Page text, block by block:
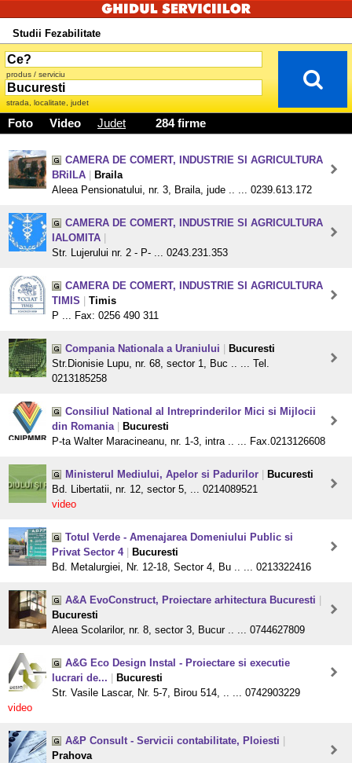
Studii Fezabilitate
produs / serviciu
strada, localitate, judet
Foto Video Judet 284 firme
CAMERA DE COMERT, INDUSTRIE SI AGRICULTURA
BRiILA
Braila
Aleea Pensionatului, nr. 3, Braila, jude .. ... 0239.613.172
CAMERA DE COMERT, INDUSTRIE SI AGRICULTURA
IALOMITA
Str. Lujerului nr. 2 - P- ... 0243.231.353
CAMERA DE COMERT, INDUSTRIE SI AGRICULTURA
TIMIS
Timis
P ... Fax: 0256 490 311
Compania Nationala a Uraniului
Bucuresti
Str.Dionisie Lupu, nr. 68, sector 1, Buc .. ... Tel.
0213185258
Consiliul National al Intreprinderilor Mici si Mijlocii
din Romania
Bucuresti
P-ta Walter Maracineanu, nr. 1-3, intra .. ... Fax.0213126608
Ministerul Mediului, Apelor si Padurilor
Bucuresti
Bd. Libertatii, nr. 12, sector 5, ... 0214089521
video
Totul Verde - Amenajarea Domeniului Public si
Privat Sector 4
Bucuresti
Bd. Metalurgiei, Nr. 12-18, Sector 4, Bu .. ... 0213322416
A&A EvoConstruct, Proiectare arhitectura Bucuresti
Bucuresti
Aleea Scolarilor, nr. 8, sector 3, Bucur .. ... 0744627809
A&G Eco Design Instal - Proiectare si executie
lucrari de...
Bucuresti
Str. Vasile Lascar, Nr. 5-7, Birou 514, .. ... 0742903229
video
A&P Consult - Servicii contabilitate, Ploiesti
Prahova